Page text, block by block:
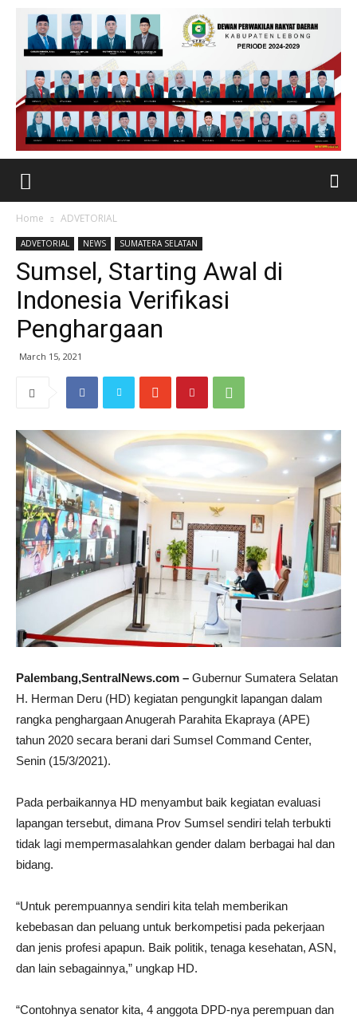
Home ADVETORIAL
ADVETORIAL NEWS SUMATERA SELATAN
Sumsel, Starting Awal di
Indonesia Verifikasi
Penghargaan
March 15, 2021
Palembang,SentralNews.com – Gubernur Sumatera Selatan
H. Herman Deru (HD) kegiatan pengungkit lapangan dalam
rangka penghargaan Anugerah Parahita Ekapraya (APE)
tahun 2020 secara berani dari Sumsel Command Center,
Senin (15/3/2021).
Pada perbaikannya HD menyambut baik kegiatan evaluasi
lapangan tersebut, dimana Prov Sumsel sendiri telah terbukti
tidak lagi mempermasalahkan gender dalam berbagai hal dan
bidang.
“Untuk perempuannya sendiri kita telah memberikan
kebebasan dan peluang untuk berkompetisi pada pekerjaan
dan jenis profesi apapun. Baik politik, tenaga kesehatan, ASN,
dan lain sebagainnya,” ungkap HD.
“Contohnya senator kita, 4 anggota DPD-nya perempuan dan